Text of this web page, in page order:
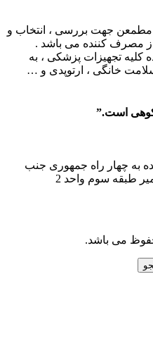
مطمعن جهت بررسی ، انتخاب و
مصرف کننده می باشد .
کلیه تجهیزات پزشکی ، به
خانگی ، ارتوپدی و …
است.”
به چهار راه جمهوری جنب
می باشد.